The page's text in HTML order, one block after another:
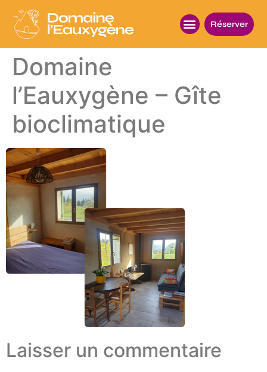
Réserver
Domaine
l’Eauxygène – Gîte
bioclimatique
Laisser un commentaire